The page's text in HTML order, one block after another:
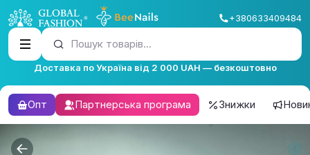
+380633409484
Пошук товарів...
Доставка по Україна від 2 000 UAH — безкоштовно
Опт Партнерська програма Знижки